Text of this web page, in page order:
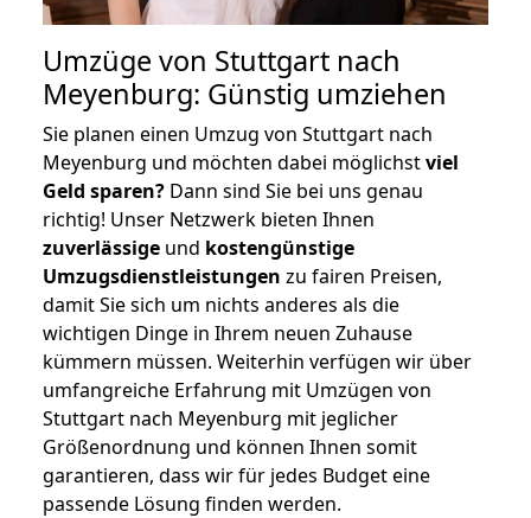
Umzüge von Stuttgart nach
Meyenburg: Günstig umziehen
Sie planen einen Umzug von Stuttgart nach
Meyenburg und möchten dabei möglichstviel
Geld sparen? Dann sind Sie bei uns genau
richtig! Unser Netzwerk bieten Ihnen
zuverlässige und kostengünstige
Umzugsdienstleistungen zu fairen Preisen,
damit Sie sich um nichts anderes als die
wichtigen Dinge in Ihrem neuen Zuhause
kümmern müssen. Weiterhin verfügen wir über
umfangreiche Erfahrung mit Umzügen von
Stuttgart nach Meyenburg mit jeglicher
Größenordnung und können Ihnen somit
garantieren, dass wir für jedes Budget eine
passende Lösung finden werden.